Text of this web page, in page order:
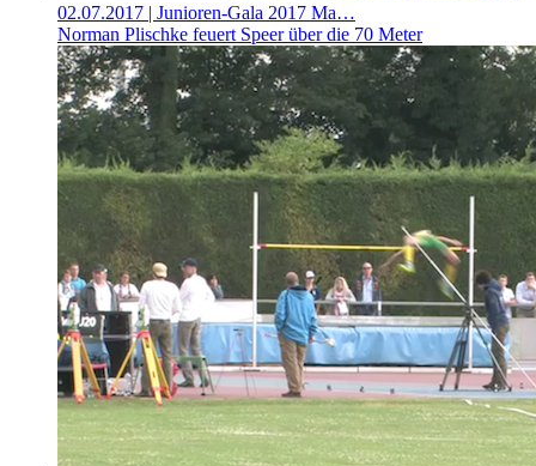
02.07.2017 | Junioren-Gala 2017 Ma…
Norman Plischke feuert Speer über die 70 Meter